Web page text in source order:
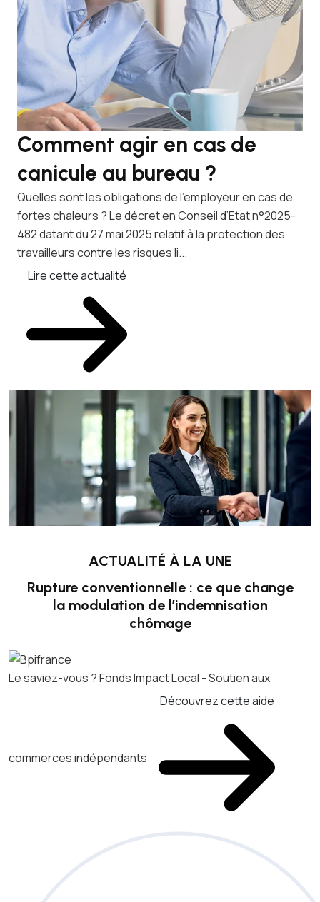
Comment agir en cas de
canicule au bureau ?
Quelles sont les obligations de l’employeur en cas de
fortes chaleurs ? Le décret en Conseil d’Etat n°2025-
482 datant du 27 mai 2025 relatif à la protection des
travailleurs contre les risques li...
Lire cette actualité
ACTUALITÉ À LA UNE
Rupture conventionnelle : ce que change
la modulation de l’indemnisation
chômage
Le saviez-vous ?Fonds Impact Local - Soutien aux
commerces indépendants
Découvrez cette aide